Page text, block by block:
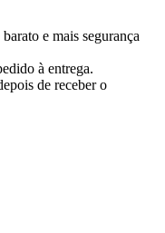
e mais segurança
à entrega.
de receber o